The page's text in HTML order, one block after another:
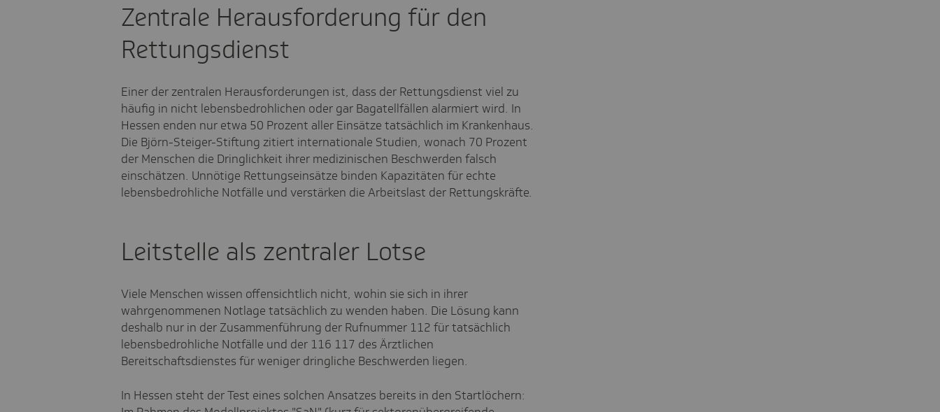
Zentrale Herausforderung für den
Rettungsdienst
Einer der zentralen Herausforderungen ist, dass der Rettungsdienst viel zu
häufig in nicht lebensbedrohlichen oder gar Bagatellfällen alarmiert wird. In
Hessen enden nur etwa 50 Prozent aller Einsätze tatsächlich im Krankenhaus.
Die Björn-Steiger-Stiftung zitiert internationale Studien, wonach 70 Prozent
der Menschen die Dringlichkeit ihrer medizinischen Beschwerden falsch
einschätzen. Unnötige Rettungseinsätze binden Kapazitäten für echte
lebensbedrohliche Notfälle und verstärken die Arbeitslast der Rettungskräfte.
Leitstelle als zentraler Lotse
Viele Menschen wissen offensichtlich nicht, wohin sie sich in ihrer
wahrgenommenen Notlage tatsächlich zu wenden haben. Die Lösung kann
deshalb nur in der Zusammenführung der Rufnummer 112 für tatsächlich
lebensbedrohliche Notfälle und der 116 117 des Ärztlichen
Bereitschaftsdienstes für weniger dringliche Beschwerden liegen.
In Hessen steht der Test eines solchen Ansatzes bereits in den Startlöchern: